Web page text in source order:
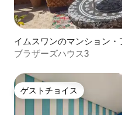
イムスワンのマンション・
ブラザーズハウス3
ゲストチョイス
ゲストチョイス